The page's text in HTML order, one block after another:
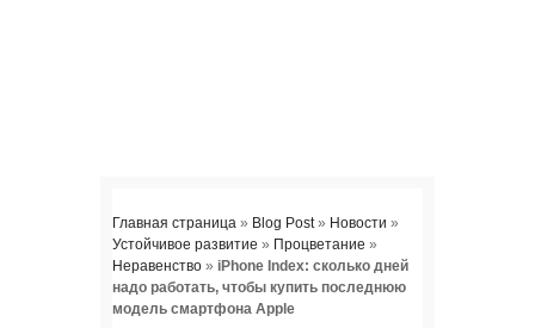
Главная страница » Blog Post» Новости »
Устойчивое развитие » Процветание »
Неравенство » iPhone Index: сколько дней
надо работать, чтобы купить последнюю
модель смартфона Apple